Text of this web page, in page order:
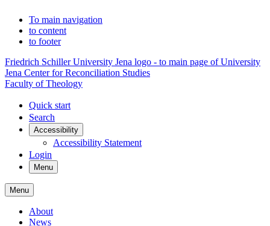
To main navigation
to content
to footer
Friedrich Schiller University Jena logo - to main page of University
Jena Center for Reconciliation Studies
Faculty of Theology
Quick start
Search
Accessibility
Accessibility Statement
Login
Menu
Menu
About
News